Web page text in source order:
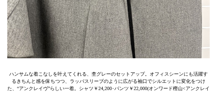
ハンサムな着こなしを叶えてくれる、杢グレーのセットアップ。オフィスシーンにも活躍す
るきちんと感を保ちつつ、ラッパスリーブのように広がる袖口でシルエットに変化をつけ
た、“アンクレイヴ”らしい一着。シャツ￥24,200･パンツ￥22,000(オンワード樫山<アンクレイ